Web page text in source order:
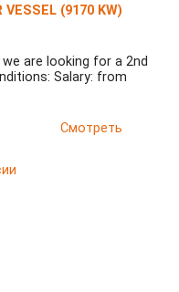
VESSEL (9170 KW)
are looking for a 2nd
Salary: from
Смотреть